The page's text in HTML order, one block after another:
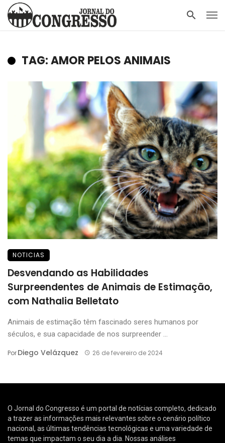
TAG: AMOR PELOS ANIMAIS
NOTICIAS
Desvendando as Habilidades
Surpreendentes de Animais de Estimação,
com Nathalia Belletato
Animais de estimação têm fascinado seres humanos por
séculos, e sua capacidade de nos surpreender ...
PorDiego Velázquez 26 de fevereiro de 2024
O Jornal do Congresso é um portal de notícias completo, dedicado
a trazer as informações mais relevantes sobre o cenário político
nacional, as últimas tendências tecnológicas e uma variedade de
temas que impactam o seu dia a dia. Nossas análises